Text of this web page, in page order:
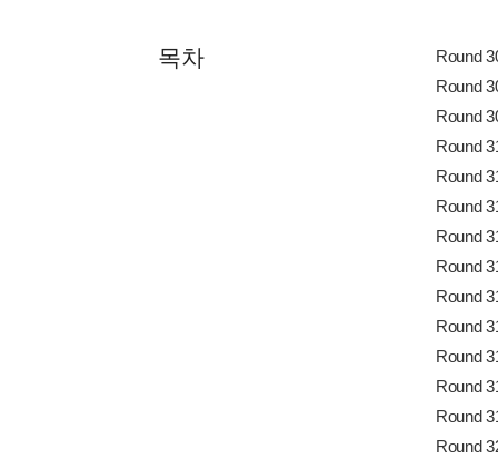
목차
Round
Round
Round
Round
Round
Round
Round
Round
Round
Round
Round
Round
Round
Round